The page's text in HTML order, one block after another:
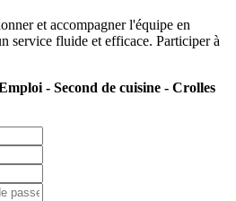
et accompagner l'équipe en
service fluide et efficace. Participer à
- Second de cuisine - Crolles